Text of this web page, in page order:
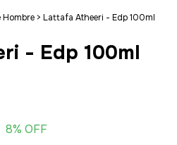
Hombre > Lattafa Atheeri - Edp 100ml
- Edp 100ml
8% OFF